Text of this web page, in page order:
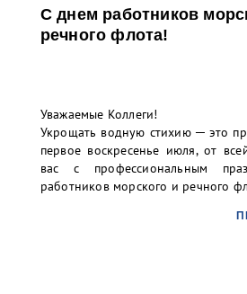
письма: УНЭП (наименование
В случае вашей
использования УНЭП, а также
присоединения УНЭП
органа к учетной записи в
С днем работников
речного флота!
Уважаемые Коллеги!
Укрощать водную стихию ─ это
первое воскресенье июля, от
вас с профессиональным
работников морского и речного